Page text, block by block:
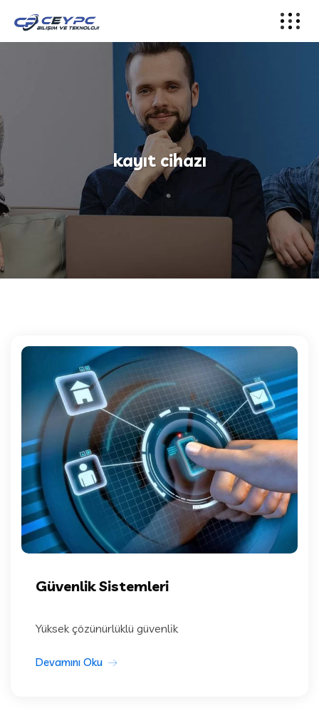
kayıt cihazı
Güvenlik Sistemleri
Yüksek çözünürlüklü güvenlik
Devamını Oku